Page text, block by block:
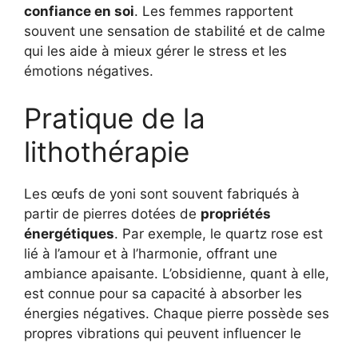
confiance en soi. Les femmes rapportent
souvent une sensation de stabilité et de calme
qui les aide à mieux gérer le stress et les
émotions négatives.
Pratique de la
lithothérapie
Les œufs de yoni sont souvent fabriqués à
partir de pierres dotées de propriétés
énergétiques. Par exemple, le quartz rose est
lié à l’amour et à l’harmonie, offrant une
ambiance apaisante. L’obsidienne, quant à elle,
est connue pour sa capacité à absorber les
énergies négatives. Chaque pierre possède ses
propres vibrations qui peuvent influencer le